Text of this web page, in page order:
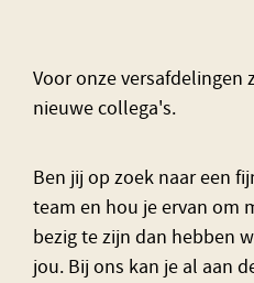
Voor onze versafdelingen
nieuwe collega's.
Ben jij op zoek naar een
team en hou je ervan om
bezig te zijn dan hebben
jou. Bij ons kan je al aan